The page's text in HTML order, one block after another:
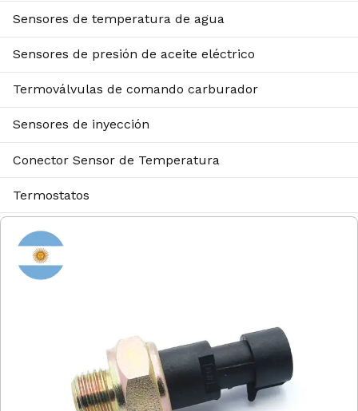
Sensores de temperatura de agua
Sensores de presión de aceite eléctrico
Termoválvulas de comando carburador
Sensores de inyección
Conector Sensor de Temperatura
Termostatos